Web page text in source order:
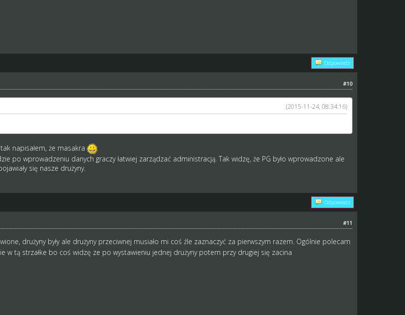
Odpowiedz
#10
(2015-11-24, 08:34:16)
napisałem, że masakra
po wprowadzeniu danych graczy łatwiej zarządzać administracją. Tak widzę, że PG było wprowadzone ale
się nasze drużyny.
Odpowiedz
#11
drużyny były ale drużyny przeciwnej musiało mi coś źle zaznaczyć za pierwszym razem. Ogólnie polecam
w tą strzałke bo coś widzę ze po wystawieniu jednej drużyny potem przy drugiej się zacina